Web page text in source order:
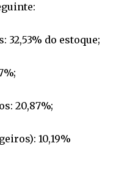
do estoque;
20,87%;
10,19%